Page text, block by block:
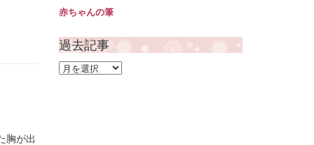
胸が出
赤ちゃんの筆
過去記事
過